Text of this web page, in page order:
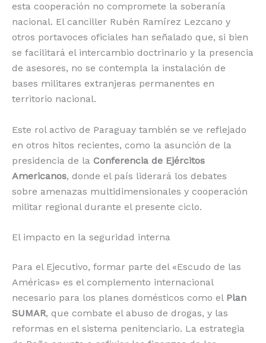
esta cooperación no compromete la soberanía
nacional. El canciller Rubén Ramírez Lezcano y
otros portavoces oficiales han señalado que, si bien
se facilitará el intercambio doctrinario y la presencia
de asesores, no se contempla la instalación de
bases militares extranjeras permanentes en
territorio nacional.
Este rol activo de Paraguay también se ve reflejado
en otros hitos recientes, como la asunción de la
presidencia de la Conferencia de Ejércitos
Americanos, donde el país liderará los debates
sobre amenazas multidimensionales y cooperación
militar regional durante el presente ciclo.
El impacto en la seguridad interna
Para el Ejecutivo, formar parte del «Escudo de las
Américas» es el complemento internacional
necesario para los planes domésticos como el Plan
SUMAR, que combate el abuso de drogas, y las
reformas en el sistema penitenciario. La estrategia